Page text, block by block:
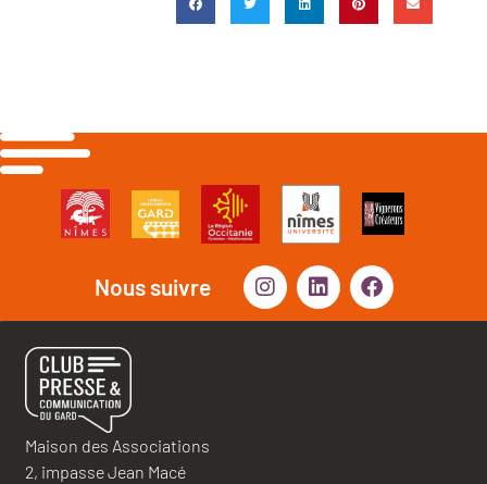
Nous suivre
Maison des Associations
2, impasse Jean Macé